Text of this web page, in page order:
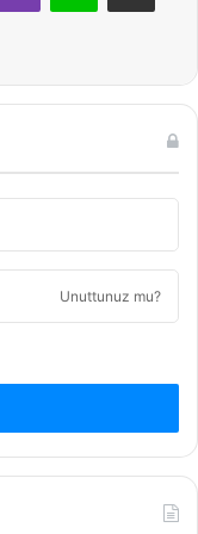
Unuttunuz mu?